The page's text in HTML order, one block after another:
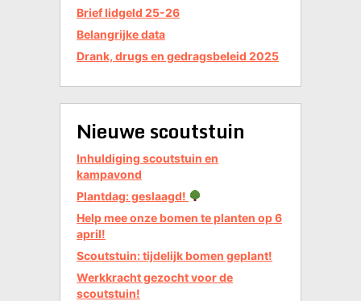
Brief lidgeld 25-26
Belangrijke data
Drank, drugs en gedragsbeleid 2025
Nieuwe scoutstuin
Inhuldiging scoutstuin en
kampavond
Plantdag: geslaagd!
Help mee onze bomen te planten op 6
april!
Scoutstuin: tijdelijk bomen geplant!
Werkkracht gezocht voor de
scoutstuin!